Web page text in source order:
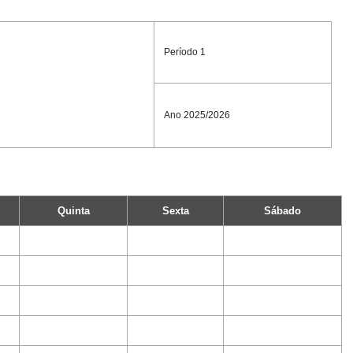
Período 1
Ano 2025/2026
Quinta Sexta Sábado